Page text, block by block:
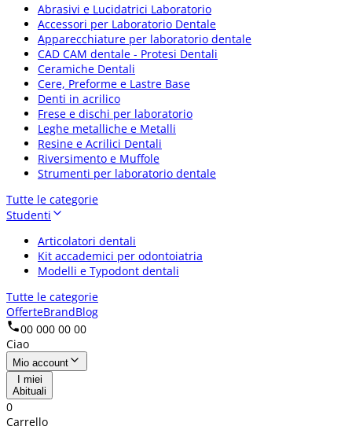
Abrasivi e Lucidatrici Laboratorio
Accessori per Laboratorio Dentale
Apparecchiature per laboratorio dentale
CAD CAM dentale - Protesi Dentali
Ceramiche Dentali
Cere, Preforme e Lastre Base
Denti in acrilico
Frese e dischi per laboratorio
Leghe metalliche e Metalli
Resine e Acrilici Dentali
Riversimento e Muffole
Strumenti per laboratorio dentale
Tutte le categorie
Studenti
Articolatori dentali
Kit accademici per odontoiatria
Modelli e Typodont dentali
Tutte le categorie
OfferteBrandBlog
00 000 00 00
Ciao
Mio account
I miei
Abituali
0
Carrello